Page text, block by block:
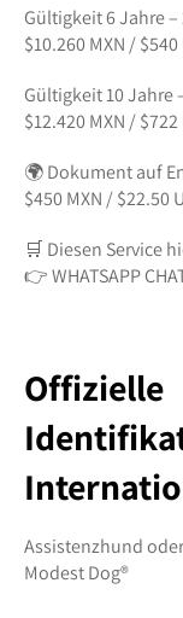
Gültigkeit 6 Jahre –
$10.260 MXN / $540
Gültigkeit 10 Jahre
$12.420 MXN / $722
🌍 Dokument auf
$450 MXN / $22.50
🛒 Diesen Service
👉 WHATSAPP
Offizielle
Assistenzhund
Modest Dog®️